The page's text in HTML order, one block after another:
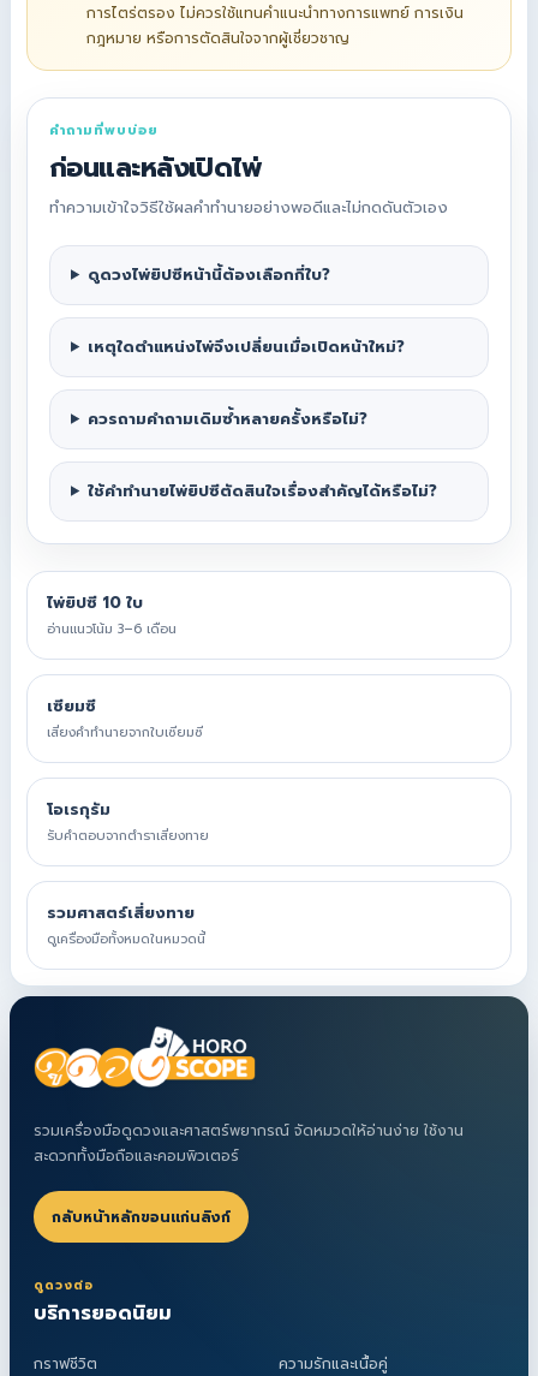
การไตร่ตรอง ไม่ควรใช้แทนคำแนะนำทางการแพทย์ การเงิน
กฎหมาย หรือการตัดสินใจจากผู้เชี่ยวชาญ
คำถามที่พบบ่อย
ก่อนและหลังเปิดไพ่
ทำความเข้าใจวิธีใช้ผลคำทำนายอย่างพอดีและไม่กดดันตัวเอง
ดูดวงไพ่ยิปซีหน้านี้ต้องเลือกกี่ใบ?
เหตุใดตำแหน่งไพ่จึงเปลี่ยนเมื่อเปิดหน้าใหม่?
ควรถามคำถามเดิมซ้ำหลายครั้งหรือไม่?
ใช้คำทำนายไพ่ยิปซีตัดสินใจเรื่องสำคัญได้หรือไม่?
ไพ่ยิปซี 10 ใบ
อ่านแนวโน้ม 3–6 เดือน
เซียมซี
เสี่ยงคำทำนายจากใบเซียมซี
โอเรกุรัม
รับคำตอบจากตำราเสี่ยงทาย
รวมศาสตร์เสี่ยงทาย
ดูเครื่องมือทั้งหมดในหมวดนี้
รวมเครื่องมือดูดวงและศาสตร์พยากรณ์ จัดหมวดให้อ่านง่าย ใช้งาน
สะดวกทั้งมือถือและคอมพิวเตอร์
กลับหน้าหลักขอนแก่นลิงก์
ดูดวงต่อ
บริการยอดนิยม
กราฟชีวิต ความรักและเนื้อคู่